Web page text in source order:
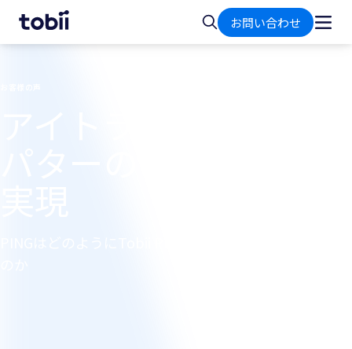
ー
検
索
お問い合わせ